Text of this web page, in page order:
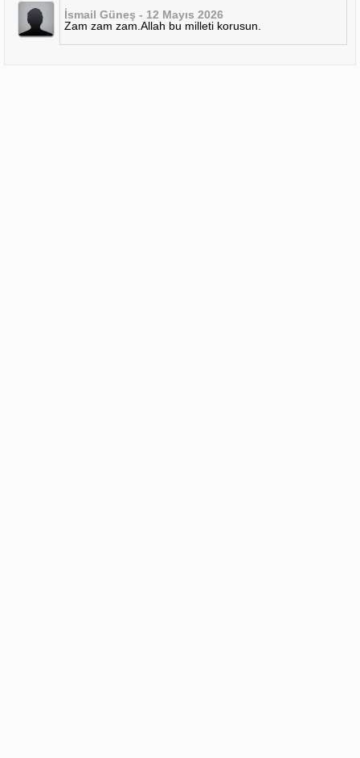
İsmail Güneş - 12 Mayıs 2026
Zam zam zam.Allah bu milleti korusun.